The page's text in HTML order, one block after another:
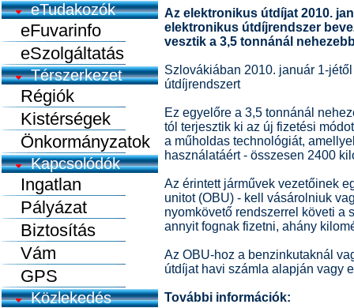
eTudakozók
eFuvarinfo
eSzolgáltatás
Térszerkezet
Régiók
Kistérségek
Önkormányzatok
Kapcsolódók
Ingatlan
Pályázat
Biztosítás
Vám
GPS
Közlekedés
Az elektronikus útdíjat 2010.
elektronikus útdíjrendszer
vesztik a 3,5 tonnánál
Szlovákiában 2010. január 1-
útdíjrendszert
Ez egyelőre a 3,5 tonnánál
tól terjesztik ki az új fizetési
a műholdas technológiát,
használatáért - összesen 2400
Az érintett járművek vezetőinek
unitot (OBU) - kell vásárolniuk
nyomkövető rendszerrel követi a
annyit fognak fizetni, ahány
Az OBU-hoz a benzinkutaknál
útdíjat havi számla alapján vagy
További információk: